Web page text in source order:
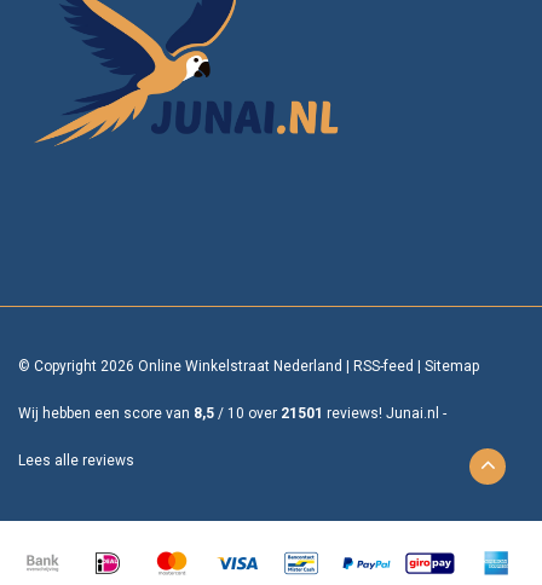
© Copyright 2026 Online Winkelstraat Nederland RSS-feed Sitemap
Wij hebben een score van 8,5 / 10 over 21501 reviews! Junai.nl -
Lees alle reviews